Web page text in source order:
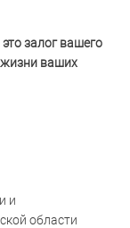
залог вашего
ваших
и
области